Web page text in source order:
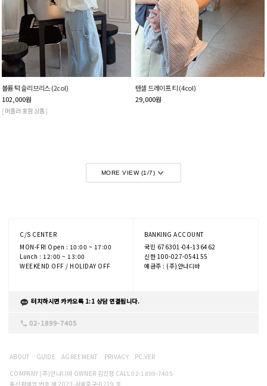
볼륨 턱 슬리브리스 (2col)
102,000원
[ 머플러 포함 상품 ]
텐셀 드레이프 티 (4col)
29,000원
MORE VIEW (1/7)
C/S CENTER
MON-FRI Open : 10:00 ~ 17:00
Lunch : 12:00 ~ 13:00
WEEKEND OFF / HOLIDAY OFF
BANKING ACCOUNT
국민 676301-04-136462
신한 100-027-054155
예금주 : (주)안나디바
터치하시면 카카오톡 1:1 상담 연결됩니다.
02-1899-7405
ABOUT GUIDE AGREEMENT PRIVACY
PC.VER
COMPANY (주)안나디바 OWNER 김민정 CALL 02-1899-7405
통신판매업 번호 제 2023-서울중구-0219 호